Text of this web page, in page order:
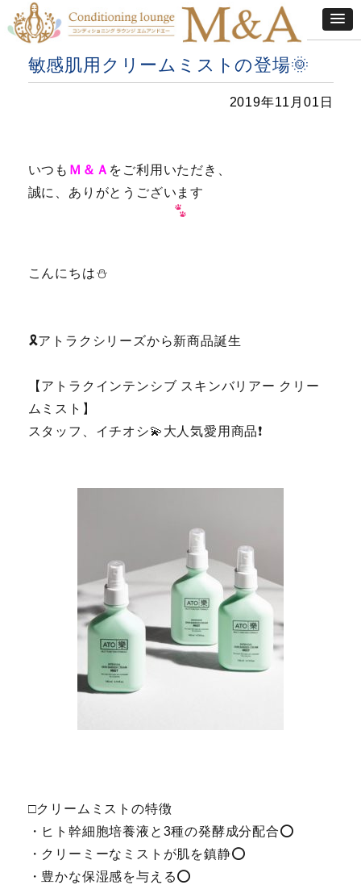
敏感肌用クリームミストの登場🌞
2019年11月01日
いつも Ｍ＆Ａ を ご利用いただき、
誠に、ありがとうございます
こんにちは⛄
🎗アトラクシリーズから新商品誕生
【アトラクインテンシブ スキンバリアー クリー
ムミスト】
スタッフ、イチオシ💫大人気愛用商品❗️
□クリームミストの特徴
・ヒト幹細胞培養液と3種の発酵成分配合⭕
・クリーミーなミストが肌を鎮静⭕️
・豊かな保湿感を与える⭕️